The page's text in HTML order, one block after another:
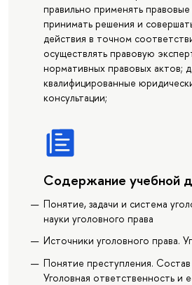
правильно применять
принимать решения и
действия в точном
осуществлять правовую
нормативных правовых актов;
квалифицированные
консультации;
Содержание учебной
Понятие, задачи и система
науки уголовного права
Источники уголовного права.
Понятие преступления. Состав
Уголовная ответственность и